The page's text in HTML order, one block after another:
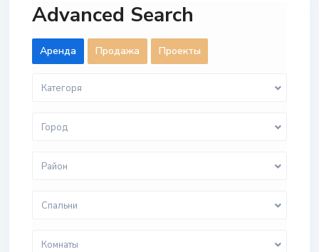
Advanced Search
Aренда Продажа Проекты
Категоря
Город
Район
Спальни
Комнаты